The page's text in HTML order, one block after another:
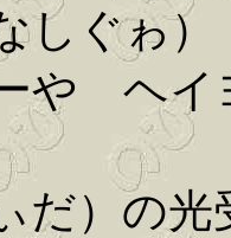
しぐゎ）
や ヘイ
）の光